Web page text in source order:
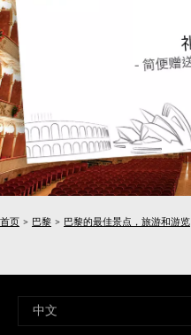
首页 > 巴黎 > 巴黎的最佳景点，旅游和游览